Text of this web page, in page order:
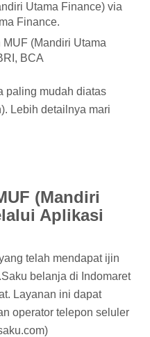
Utama Finance) via
Finance.
(Mandiri Utama
BCA
paling mudah diatas
Lebih detailnya mari
(Mandiri
Aplikasi
telah mendapat ijin
belanja di Indomaret
Layanan ini dapat
operator telepon seluler